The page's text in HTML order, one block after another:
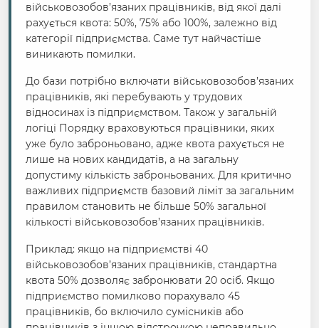
військовозобов’язаних працівників, від якої далі
рахується квота: 50%, 75% або 100%, залежно від
категорії підприємства. Саме тут найчастіше
виникають помилки.
До бази потрібно включати військовозобов’язаних
працівників, які перебувають у трудових
відносинах із підприємством. Також у загальній
логіці Порядку враховуються працівники, яких
уже було заброньовано, адже квота рахується не
лише на нових кандидатів, а на загальну
допустиму кількість заброньованих. Для критично
важливих підприємств базовий ліміт за загальним
правилом становить не більше 50% загальної
кількості військовозобов’язаних працівників.
Приклад: якщо на підприємстві 40
військовозобов’язаних працівників, стандартна
квота 50% дозволяє забронювати 20 осіб. Якщо
підприємство помилково порахувало 45
працівників, бо включило сумісників або